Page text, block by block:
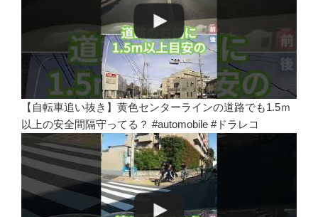
【自転車追い抜き】黄色センターラインの道路でも1.5ｍ
以上の安全間隔守ってる？ #automobile #ドラレコ